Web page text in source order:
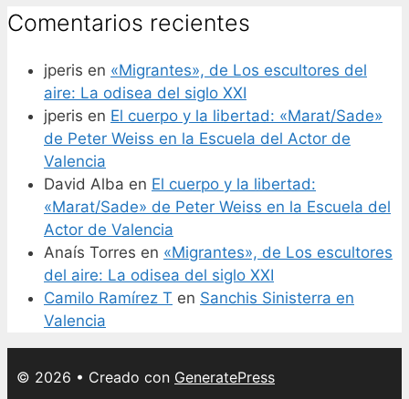
Comentarios recientes
jperis en «Migrantes», de Los escultores del
aire: La odisea del siglo XXI
jperis en El cuerpo y la libertad: «Marat/Sade»
de Peter Weiss en la Escuela del Actor de
Valencia
David Alba en El cuerpo y la libertad:
«Marat/Sade» de Peter Weiss en la Escuela del
Actor de Valencia
Anaís Torres en «Migrantes», de Los escultores
del aire: La odisea del siglo XXI
Camilo Ramírez T en Sanchis Sinisterra en
Valencia
© 2026 • Creado con GeneratePress